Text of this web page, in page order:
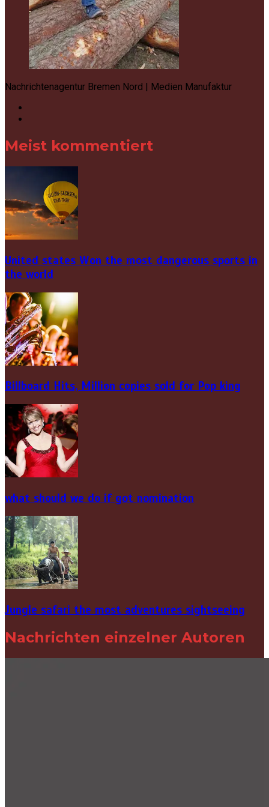
Nachrichtenagentur Bremen Nord | Medien Manufaktur
Meist kommentiert
United states Won the most dangerous sports in
the world
Billboard Hits, Million copies sold for Pop king
what should we do if got nomination
Jungle safari the most adventures sightseeing
Nachrichten einzelner Autoren